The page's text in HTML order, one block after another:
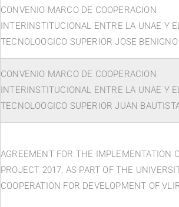
CONVENIO MARCO DE COOPERACION
INTERINSTITUCIONAL ENTRE LA UNAE Y
TECNOLOOGICO SUPERIOR JOSE
CONVENIO MARCO DE COOPERACION
INTERINSTITUCIONAL ENTRE LA UNAE Y
TECNOLOOGICO SUPERIOR JUAN
AGREEMENT FOR THE IMPLEMENTATION
PROJECT 2017, AS PART OF THE
COOPERATION FOR DEVELOPMENT OF